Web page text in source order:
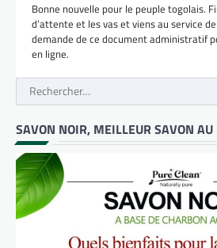
Bonne nouvelle pour le peuple togolais.
d’attente et les vas et viens au service
demande de ce document administratif
en ligne.
Rechercher :
SAVON NOIR, MEILLEUR SAVON